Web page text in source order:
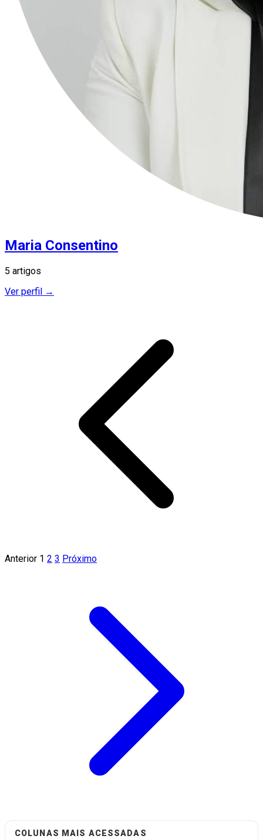
Maria Consentino
5 artigos
Ver perfil →
Anterior 1 2 3 Próximo
COLUNAS MAIS ACESSADAS